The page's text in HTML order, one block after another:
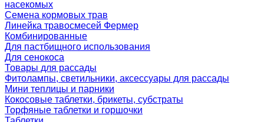
насекомых
Семена кормовых трав
Линейка травосмесей Фермер
Комбинированные
Для пастбищного использования
Для сенокоса
Товары для рассады
Фитолампы, светильники, аксессуары для рассады
Мини теплицы и парники
Кокосовые таблетки, брикеты, субстраты
Торфяные таблетки и горшочки